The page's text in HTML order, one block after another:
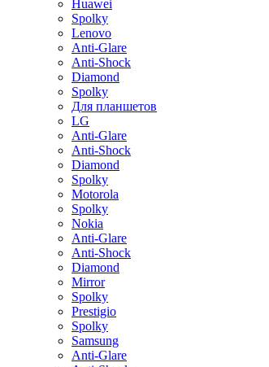
Huawei
Spolky
Lenovo
Anti-Glare
Anti-Shock
Diamond
Spolky
Для планшетов
LG
Anti-Glare
Anti-Shock
Diamond
Spolky
Motorola
Spolky
Nokia
Anti-Glare
Anti-Shock
Diamond
Mirror
Spolky
Prestigio
Spolky
Samsung
Anti-Glare